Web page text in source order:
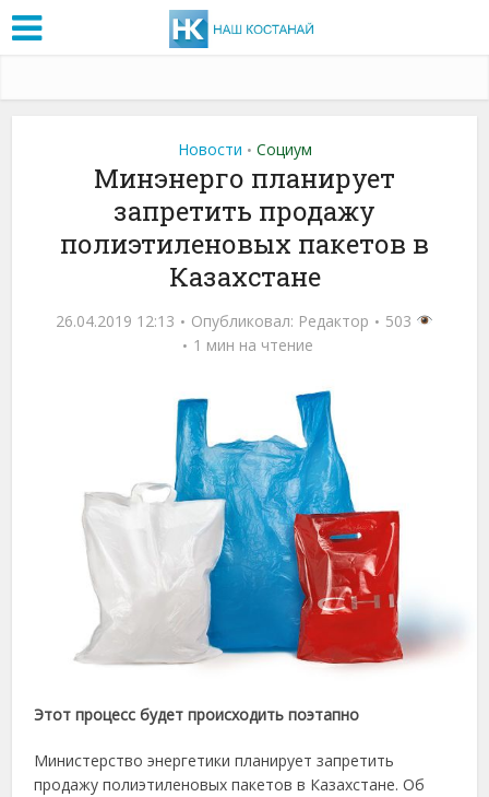
Новости • Социум
Минэнерго планирует
запретить продажу
полиэтиленовых пакетов в
Казахстане
26.04.2019 12:13 Опубликовал: Редактор
503
1 мин на чтение
Этот процесс будет происходить поэтапно
Министерство энергетики планирует запретить
продажу полиэтиленовых пакетов в Казахстане. Об